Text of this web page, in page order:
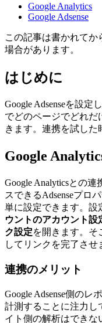
Google Analytics
Google Adsense
この記事は書かれてか
場合があります。
はじめに
Google Adsenseを設定
でどのページでどれだ
きます。連携を試した
Google
Google Analyticsとの
スできるAdsenseプロ
単に設定できます。設
ウントのアカウント設
ク設定を開きます。そ
してリンクを完了させ
連携のメリット
Google Adsense側のレ
計測することに注力し
イト側の解析はできな